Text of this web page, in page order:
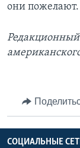
они пожелают.
СОЦИАЛЬНЫЕ